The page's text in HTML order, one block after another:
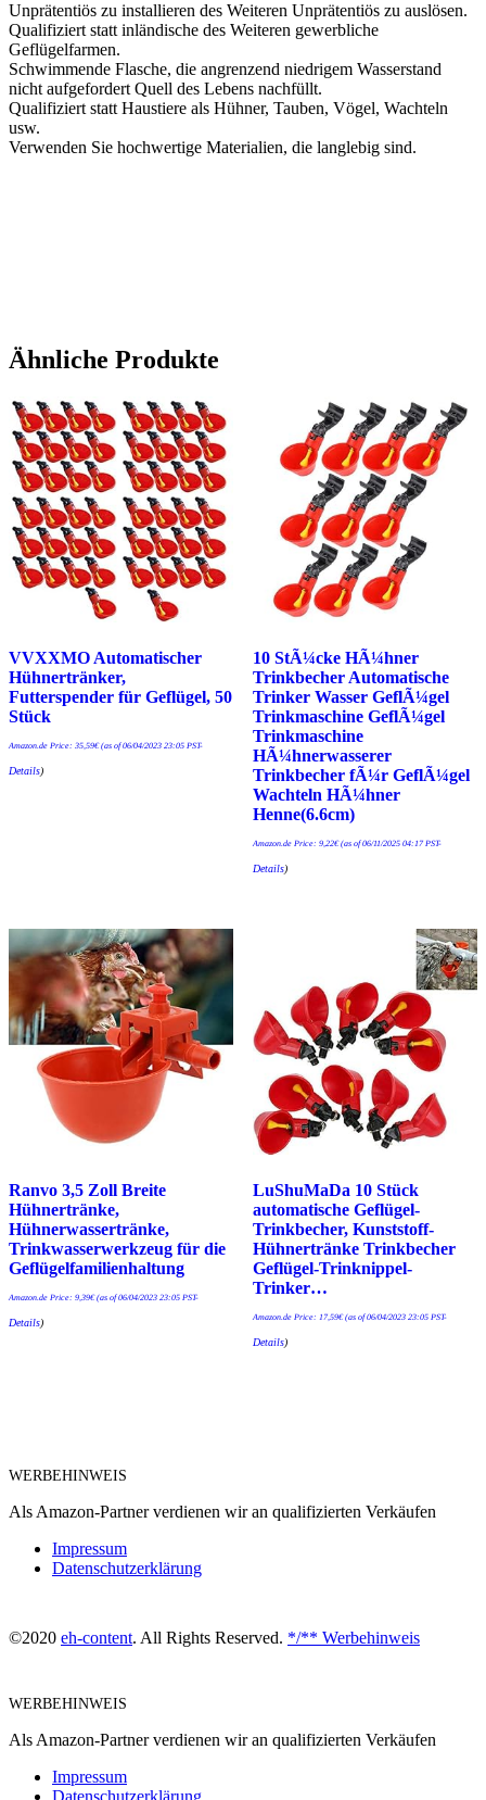
Unprätentiös zu installieren des Weiteren Unprätentiös zu auslösen.
Qualifiziert statt inländische des Weiteren gewerbliche
Geflügelfarmen.
Schwimmende Flasche, die angrenzend niedrigem Wasserstand
nicht aufgefordert Quell des Lebens nachfüllt.
Qualifiziert statt Haustiere als Hühner, Tauben, Vögel, Wachteln
usw.
Verwenden Sie hochwertige Materialien, die langlebig sind.
Ähnliche Produkte
VVXXMO Automatischer
Hühnertränker,
Futterspender für Geflügel, 50
Stück
Amazon.de Price: 35,59€(as of 06/04/2023 23:05 PST-
Details)
10 StÃ¼cke HÃ¼hner
Trinkbecher Automatische
Trinker Wasser GeflÃ¼gel
Trinkmaschine GeflÃ¼gel
Trinkmaschine
HÃ¼hnerwasserer
Trinkbecher fÃ¼r GeflÃ¼gel
Wachteln HÃ¼hner
Henne(6.6cm)
Amazon.de Price: 9,22€(as of 06/11/2025 04:17 PST-
Details)
Ranvo 3,5 Zoll Breite
Hühnertränke,
Hühnerwassertränke,
Trinkwasserwerkzeug für die
Geflügelfamilienhaltung
Amazon.de Price: 9,39€(as of 06/04/2023 23:05 PST-
Details)
LuShuMaDa 10 Stück
automatische Geflügel-
Trinkbecher, Kunststoff-
Hühnertränke Trinkbecher
Geflügel-Trinknippel-
Trinker…
Amazon.de Price: 17,59€(as of 06/04/2023 23:05 PST-
Details)
WERBEHINWEIS
Als Amazon-Partner verdienen wir an qualifizierten Verkäufen
Impressum
Datenschutzerklärung
©2020 eh-content. All Rights Reserved. */** Werbehinweis
WERBEHINWEIS
Als Amazon-Partner verdienen wir an qualifizierten Verkäufen
Impressum